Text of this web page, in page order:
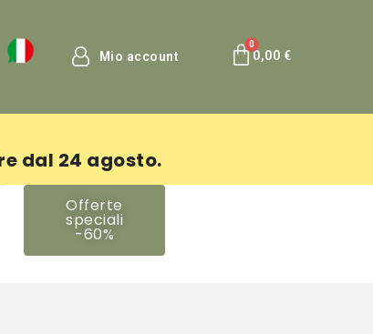
Mio account 0,00 €
dal 24 agosto.
Offerte
speciali
-60%